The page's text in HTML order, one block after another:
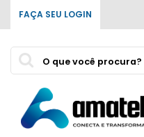
FAÇA SEU LOGIN